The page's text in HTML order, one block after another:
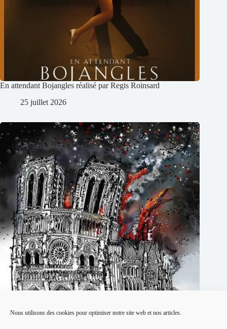
Nous utilisons des cookies pour optimiser notre site web et nos articles.
En attendant Bojangles réalisé par Regis Roinsard
25 juillet 2026